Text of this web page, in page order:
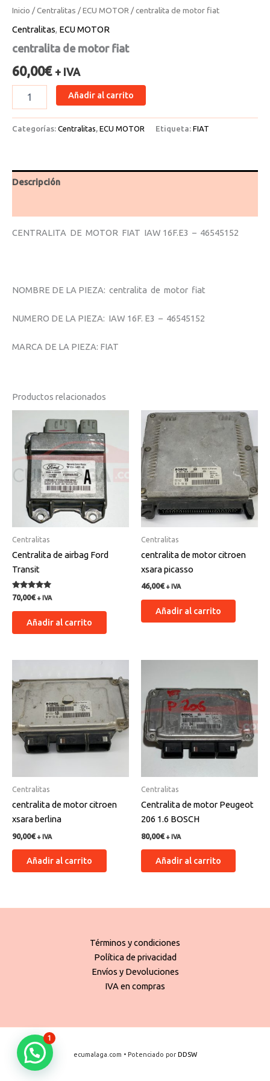
Inicio /Centralitas /ECU MOTOR/ centralita de motor fiat
Centralitas, ECU MOTOR
centralita de motor fiat
60,00€ + IVA
Añadir al carrito
Categorías: Centralitas, ECU MOTOR Etiqueta: FIAT
Descripción
CENTRALITA DE MOTOR FIAT IAW 16F.E3 – 46545152
NOMBRE DE LA PIEZA: centralita de motor fiat
NUMERO DE LA PIEZA: IAW 16F. E3 – 46545152
MARCA DE LA PIEZA: FIAT
Productos relacionados
Centralitas
Centralita de airbag Ford
Transit
Valorado
con
5.00
70,00€ + IVA
Añadir al carrito
Centralitas
centralita de motor citroen
xsara picasso
46,00€ + IVA
Añadir al carrito
Centralitas
centralita de motor citroen
xsara berlina
90,00€ + IVA
Añadir al carrito
Centralitas
Centralita de motor Peugeot
206 1.6 BOSCH
80,00€ + IVA
Añadir al carrito
Términos y condiciones
Política de privacidad
Envíos y Devoluciones
IVA en compras
ecumalaga.com • Potenciado por DDSW
1